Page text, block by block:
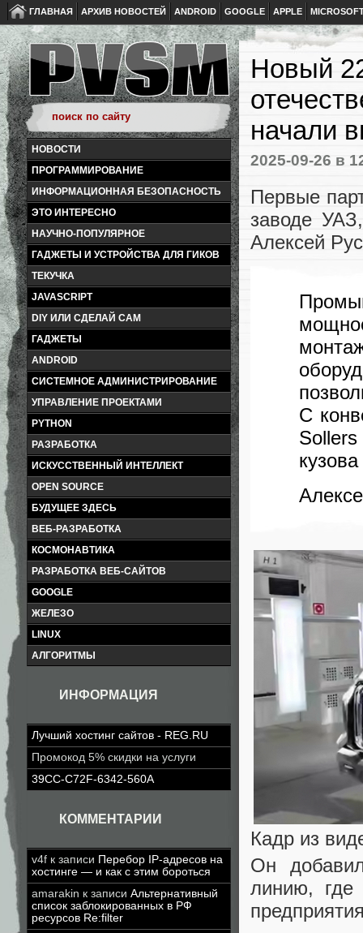
ГЛАВНАЯ АРХИВ НОВОСТЕЙ ANDROID GOOGLE APPLE
НОВОСТИ
ПРОГРАММИРОВАНИЕ
ИНФОРМАЦИОННАЯ БЕЗОПАСНОСТЬ
ЭТО ИНТЕРЕСНО
НАУЧНО-ПОПУЛЯРНОЕ
ГАДЖЕТЫ И УСТРОЙСТВА ДЛЯ ГИКОВ
ТЕКУЧКА
JAVASCRIPT
DIY ИЛИ СДЕЛАЙ САМ
ГАДЖЕТЫ
ANDROID
СИСТЕМНОЕ АДМИНИСТРИРОВАНИЕ
УПРАВЛЕНИЕ ПРОЕКТАМИ
PYTHON
РАЗРАБОТКА
ИСКУССТВЕННЫЙ ИНТЕЛЛЕКТ
OPEN SOURCE
БУДУЩЕЕ ЗДЕСЬ
ВЕБ-РАЗРАБОТКА
КОСМОНАВТИКА
РАЗРАБОТКА ВЕБ-САЙТОВ
GOOGLE
ЖЕЛЕЗО
LINUX
АЛГОРИТМЫ
ИНФОРМАЦИЯ
Лучший хостинг сайтов - REG.RU
Промокод 5% скидки на услуги
39CC-C72F-6342-560A
КОММЕНТАРИИ
v4f к записи Перебор IP-адресов на
хостинге — и как с этим бороться
amarakin к записи Альтернативный
список заблокированных в РФ
ресурсов Re:filter
Новый
начали
2025-09-26 в
Первые
заводе
Алексей
С
Кадр из
Он
линию, где